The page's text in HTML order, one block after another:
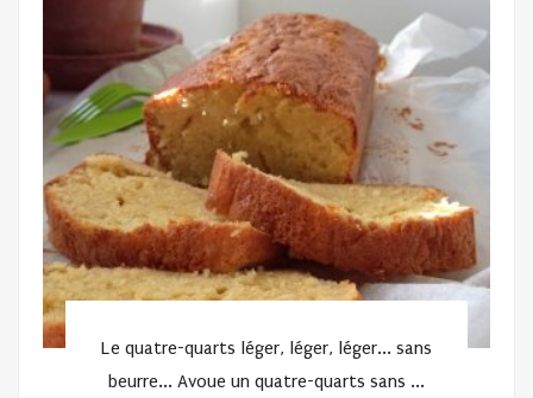
Le quatre-quarts léger, léger, léger... sans
beurre... Avoue un quatre-quarts sans ...